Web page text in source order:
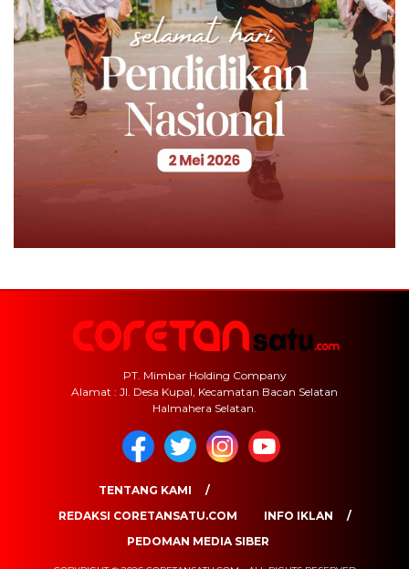
PT. Mimbar Holding Company
Alamat : Jl. Desa Kupal, Kecamatan Bacan Selatan
Halmahera Selatan.
TENTANG KAMI
REDAKSI CORETANSATU.COM
INFO IKLAN
PEDOMAN MEDIA SIBER